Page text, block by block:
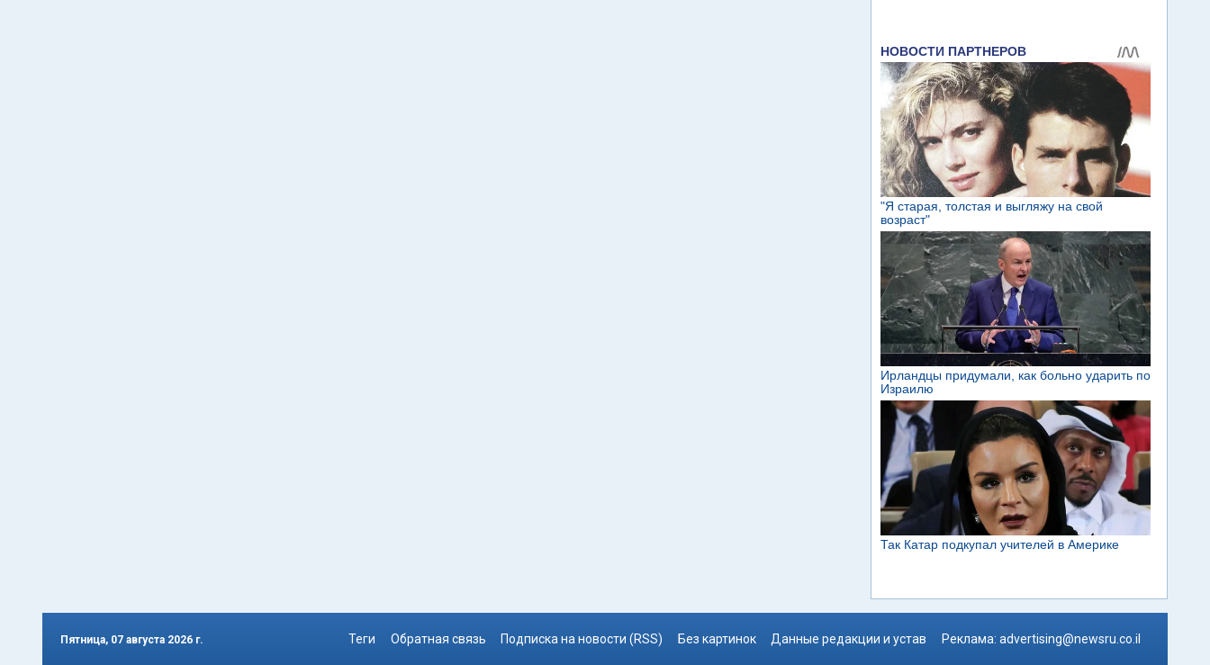
Пятница, 07 августа 2026 г. Теги Обратная связь Подписка на новости (RSS) Без картинок Данные редакции и устав Реклама: advertising@newsru.co.il